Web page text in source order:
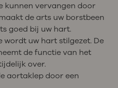
kunnen vervangen door
de arts uw borstbeen
goed bij uw hart.
wordt uw hart stilgezet. De
de functie van het
over.
aortaklep door een